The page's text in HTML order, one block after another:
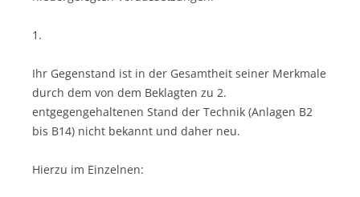
1.
Ihr Gegenstand ist in der Gesamtheit seiner Merkmale
durch dem von dem Beklagten zu 2.
entgegengehaltenen Stand der Technik (Anlagen B2
bis B14) nicht bekannt und daher neu.
Hierzu im Einzelnen: